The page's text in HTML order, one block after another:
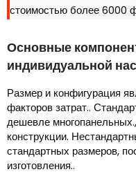
стоимостью более 6000
Основные
индивидуальной
Размер и конфигурация
факторов затрат..
дешевле
конструкции.
стандартных размеров,
изготовления..